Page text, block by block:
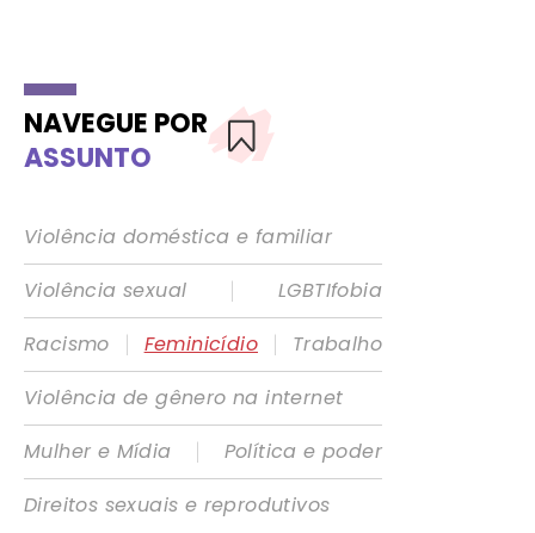
NAVEGUE POR
ASSUNTO
Violência doméstica e familiar
Violência sexual
|
LGBTIfobia
Racismo
| Feminicídio |
Trabalho
Violência de gênero na internet
Mulher e Mídia
|
Política e poder
Direitos sexuais e reprodutivos